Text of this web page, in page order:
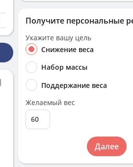
Получите персональные
Укажите вашу цель
Снижение веса
Набор массы
Поддержание веса
Желаемый вес
Далее